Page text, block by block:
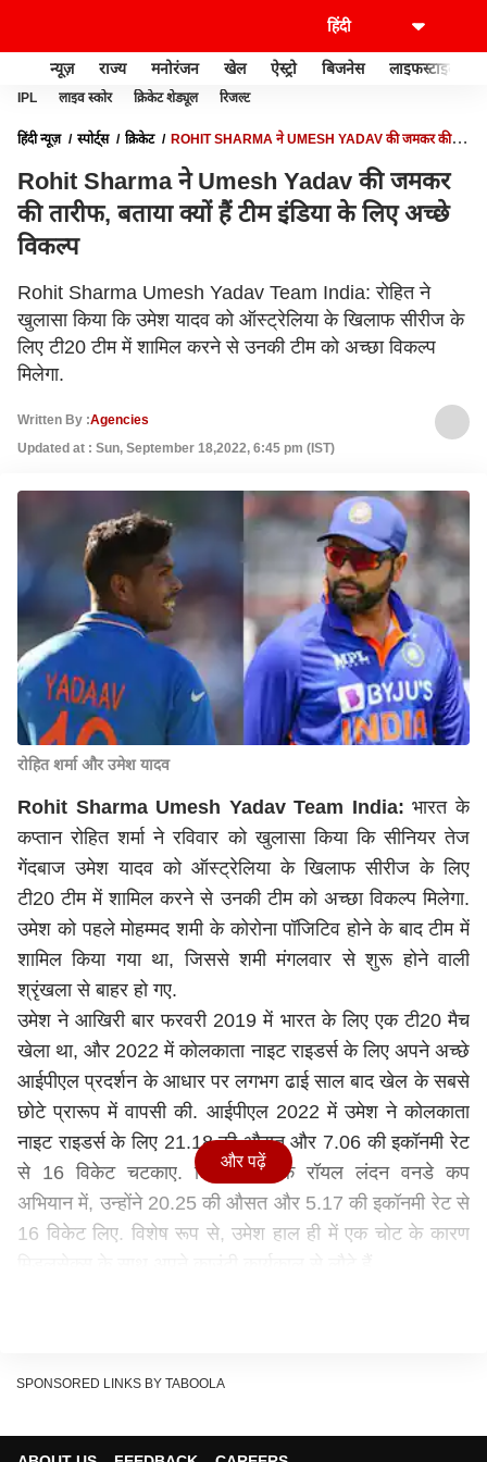
न्यूज़ राज्य मनोरंजन खेल ऐस्ट्रो बिजनेस लाइफस्टाइल
IPL लाइव स्कोर क्रिकेट शेड्यूल रिजल्ट
हिंदी न्यूज़ स्पोर्ट्स क्रिकेट
ROHIT SHARMA ने UMESH YADAV की जमकर की
Rohit Sharma ने Umesh Yadav की जमकर
की तारीफ, बताया क्यों हैं टीम इंडिया के लिए अच्छे
विकल्प
Rohit Sharma Umesh Yadav Team India: रोहित ने
खुलासा किया कि उमेश यादव को ऑस्ट्रेलिया के खिलाफ सीरीज के
लिए टी20 टीम में शामिल करने से उनकी टीम को अच्छा विकल्प
मिलेगा.
Written By :Agencies
Updated at : Sun, September 18,2022, 6:45 pm (IST)
रोहित शर्मा और उमेश यादव
Rohit Sharma Umesh Yadav Team India: भारत के
कप्तान रोहित शर्मा ने रविवार को खुलासा किया कि सीनियर तेज
गेंदबाज उमेश यादव को ऑस्ट्रेलिया के खिलाफ सीरीज के लिए
टी20 टीम में शामिल करने से उनकी टीम को अच्छा विकल्प मिलेगा.
उमेश को पहले मोहम्मद शमी के कोरोना पॉजिटिव होने के बाद टीम में
शामिल किया गया था, जिससे शमी मंगलवार से शुरू होने वाली
श्रृंखला से बाहर हो गए.
उमेश ने आखिरी बार फरवरी 2019 में भारत के लिए एक टी20 मैच
खेला था, और 2022 में कोलकाता नाइट राइडर्स के लिए अपने अच्छे
आईपीएल प्रदर्शन के आधार पर लगभग ढाई साल बाद खेल के सबसे
छोटे प्रारूप में वापसी की. आईपीएल 2022 में उमेश ने कोलकाता
नाइट राइडर्स के लिए 21.18 की औसत और 7.06 की इकॉनमी रेट
से 16 विकेट चटकाए. मिडलसेक्स के रॉयल लंदन वनडे कप
अभियान में, उन्होंने 20.25 की औसत और 5.17 की इकॉनमी रेट से
16 विकेट लिए. विशेष रूप से, उमेश हाल ही में एक चोट के कारण
यह हमारे लिए ज्यादा चर्चा का विषय नहीं था. ध्यान में रखते हुए
और पढ़ें
SPONSORED LINKS BY TABOOLA